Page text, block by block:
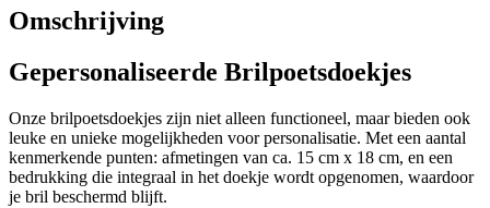
Omschrijving
Gepersonaliseerde Brilpoetsdoekjes
Onze brilpoetsdoekjes zijn niet alleen functioneel, maar bieden ook
leuke en unieke mogelijkheden voor personalisatie. Met een aantal
kenmerkende punten: afmetingen van ca. 15 cm x 18 cm, en een
bedrukking die integraal in het doekje wordt opgenomen, waardoor
je bril beschermd blijft.